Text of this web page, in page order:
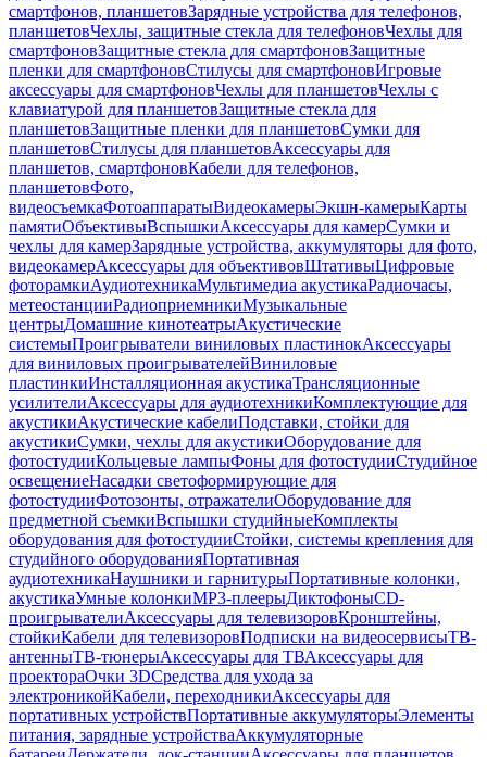
смартфонов, планшетовЗарядные устройства для телефонов,
планшетовЧехлы, защитные стекла для телефоновЧехлы для
смартфоновЗащитные стекла для смартфоновЗащитные
пленки для смартфоновСтилусы для смартфоновИгровые
аксессуары для смартфоновЧехлы для планшетовЧехлы с
клавиатурой для планшетовЗащитные стекла для
планшетовЗащитные пленки для планшетовСумки для
планшетовСтилусы для планшетовАксессуары для
планшетов, смартфоновКабели для телефонов,
планшетовФото,
видеосъемкаФотоаппаратыВидеокамерыЭкшн-камерыКарты
памятиОбъективыВспышкиАксессуары для камерСумки и
чехлы для камерЗарядные устройства, аккумуляторы для фото,
видеокамерАксессуары для объективовШтативыЦифровые
фоторамкиАудиотехникаМультимедиа акустикаРадиочасы,
метеостанцииРадиоприемникиМузыкальные
центрыДомашние кинотеатрыАкустические
системыПроигрыватели виниловых пластинокАксессуары
для виниловых проигрывателейВиниловые
пластинкиИнсталляционная акустикаТрансляционные
усилителиАксессуары для аудиотехникиКомплектующие для
акустикиАкустические кабелиПодставки, стойки для
акустикиСумки, чехлы для акустикиОборудование для
фотостудииКольцевые лампыФоны для фотостудииСтудийное
освещениеНасадки светоформирующие для
фотостудииФотозонты, отражателиОборудование для
предметной съемкиВспышки студийныеКомплекты
оборудования для фотостудииСтойки, системы крепления для
студийного оборудованияПортативная
аудиотехникаНаушники и гарнитурыПортативные колонки,
акустикаУмные колонкиMP3-плеерыДиктофоныCD-
проигрывателиАксессуары для телевизоровКронштейны,
стойкиКабели для телевизоровПодписки на видеосервисыТВ-
антенныТВ-тюнерыАксессуары для ТВАксессуары для
проектораОчки 3DСредства для ухода за
электроникойКабели, переходникиАксессуары для
портативных устройствПортативные аккумуляторыЭлементы
питания, зарядные устройстваАккумуляторные